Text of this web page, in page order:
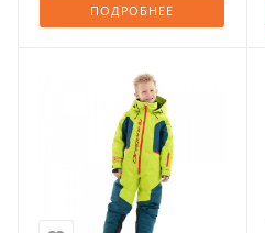
ПОДРОБНЕЕ